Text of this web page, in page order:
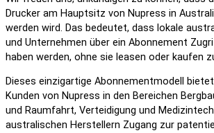
Drucker am Hauptsitz von Nupress in
werden wird. Das bedeutet, dass lokale
und Unternehmen über ein Abonnement
haben werden, ohne sie leasen oder kaufen
Dieses einzigartige Abonnementmodell
Kunden von Nupress in den Bereichen
und Raumfahrt, Verteidigung und
australischen Herstellern Zugang zur